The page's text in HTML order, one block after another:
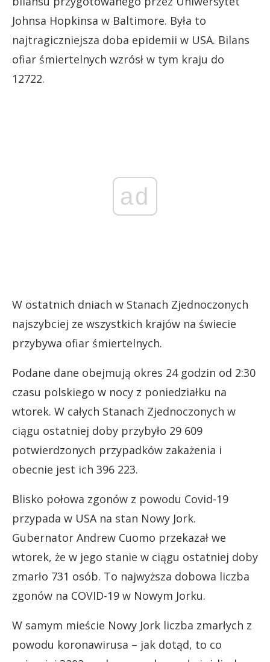
Johnsa Hopkinsa w Baltimore. Była to
najtragiczniejsza doba epidemii w USA. Bilans
ofiar śmiertelnych wzrósł w tym kraju do
12722.
ad
W ostatnich dniach w Stanach Zjednoczonych
najszybciej ze wszystkich krajów na świecie
przybywa ofiar śmiertelnych.
Podane dane obejmują okres 24 godzin od 2:30
czasu polskiego w nocy z poniedziałku na
wtorek. W całych Stanach Zjednoczonych w
ciągu ostatniej doby przybyło 29 609
potwierdzonych przypadków zakażenia i
obecnie jest ich 396 223.
Blisko połowa zgonów z powodu Covid-19
przypada w USA na stan Nowy Jork.
Gubernator Andrew Cuomo przekazał we
wtorek, że w jego stanie w ciągu ostatniej doby
zmarło 731 osób. To najwyższa dobowa liczba
zgonów na COVID-19 w Nowym Jorku.
W samym mieście Nowy Jork liczba zmarłych z
powodu koronawirusa – jak dotąd, to co